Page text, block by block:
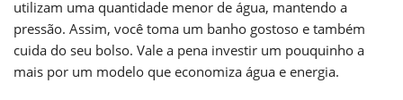
utilizam uma quantidade menor de água, mantendo a
pressão. Assim, você toma um banho gostoso e também
cuida do seu bolso. Vale a pena investir um pouquinho a
mais por um modelo que economiza água e energia.